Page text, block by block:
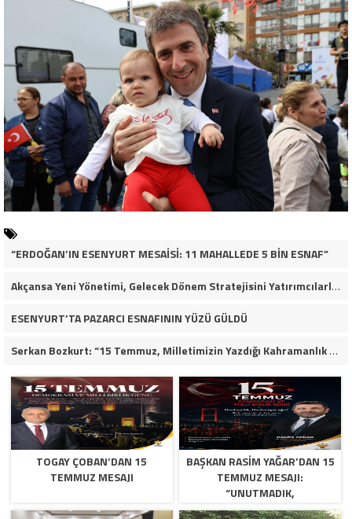
“ERDOĞAN’IN ESENYURT MESAİSİ: 11 MAHALLEDE 5 BİN ESNAF”
Akçansa Yeni Yönetimi, Gelecek Dönem Stratejisini Yatırımcılarla Paylaştı
ESENYURT’TA PAZARCI ESNAFININ YÜZÜ GÜLDÜ
Serkan Bozkurt: “15 Temmuz, Milletimizin Yazdığı Kahramanlık Destanıdır”
TOGAY ÇOBAN’DAN 15
TEMMUZ MESAJI
BAŞKAN RASIM YAĞAR’DAN 15
TEMMUZ MESAJI:
“UNUTMADIK,
UNUTTURMAYACAĞIZ”